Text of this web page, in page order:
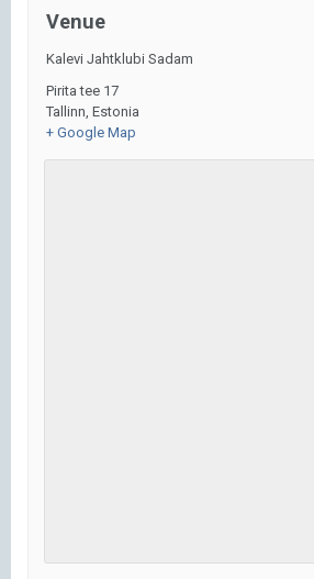
Venue
Kalevi Jahtklubi Sadam
Pirita tee 17
Tallinn Estonia
+ Google Map